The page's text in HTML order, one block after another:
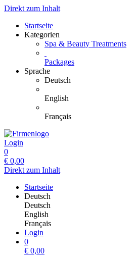
Direkt zum Inhalt
Startseite
Kategorien
Spa & Beauty Treatments
Packages
Sprache
Deutsch
English
Français
Login
0
€ 0,00
Direkt zum Inhalt
Startseite
Deutsch
Deutsch
English
Français
Login
0
€ 0,00